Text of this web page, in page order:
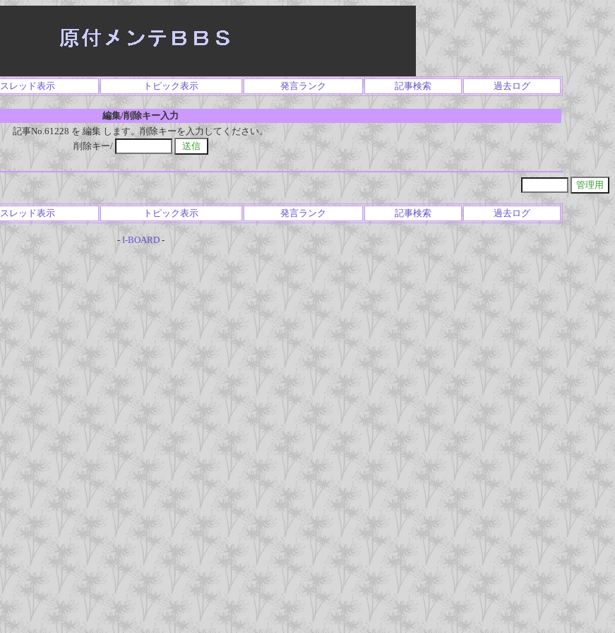
スレッド表示 トピック表示 発言ランク 記事検索 過去ログ
編集/削除キー入力
記事No.61228 を 編集 します。削除キーを入力してください。
削除キー/
スレッド表示 トピック表示 発言ランク 記事検索 過去ログ
- I-BOARD-